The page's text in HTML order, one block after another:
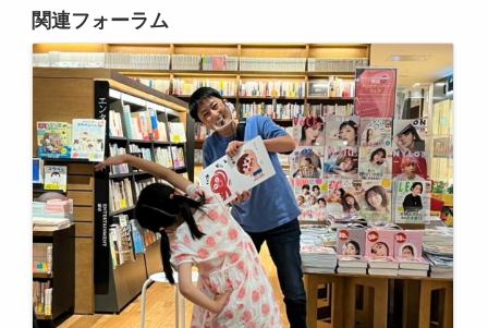
関連フォーラム